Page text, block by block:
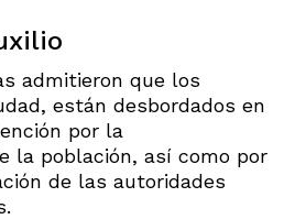
admitieron que los
están desbordados en
por la
la población, así como por
de las autoridades